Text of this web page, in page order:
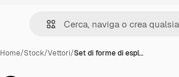
Home/Stock/Vettori/Set di forme di espl…